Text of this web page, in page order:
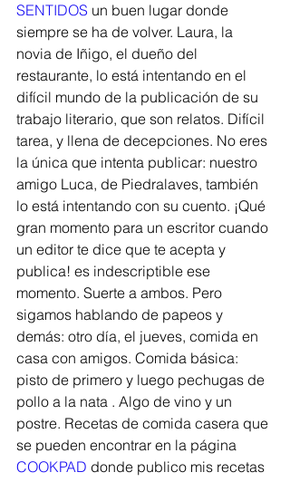
SENTIDOS un buen lugar donde
siempre se ha de volver. Laura, la
novia de Iñigo, el dueño del
restaurante, lo está intentando en el
difícil mundo de la publicación de su
trabajo literario, que son relatos. Difícil
tarea, y llena de decepciones. No eres
la única que intenta publicar: nuestro
amigo Luca, de Piedralaves, también
lo está intentando con su cuento. ¡Qué
gran momento para un escritor cuando
un editor te dice que te acepta y
publica! es indescriptible ese
momento. Suerte a ambos. Pero
sigamos hablando de papeos y
demás: otro día, el jueves, comida en
casa con amigos. Comida básica:
pisto de primero y luego pechugas de
pollo a la nata . Algo de vino y un
postre. Recetas de comida casera que
se pueden encontrar en la página
COOKPAD donde publico mis recetas